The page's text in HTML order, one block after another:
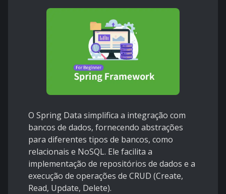
O Spring Data simplifica a integração com
bancos de dados, fornecendo abstrações
para diferentes tipos de bancos, como
relacionais e NoSQL. Ele facilita a
implementação de repositórios de dados e a
execução de operações de CRUD (Create,
Read, Update, Delete).